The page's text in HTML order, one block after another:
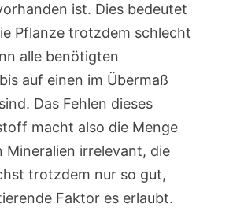
ist. Dies bedeutet
Pflanze trotzdem schlecht
alle benötigten
auf einen im Übermaß
Das Fehlen dieses
macht also die Menge
Mineralien irrelevant, die
trotzdem nur so gut,
Faktor es erlaubt.